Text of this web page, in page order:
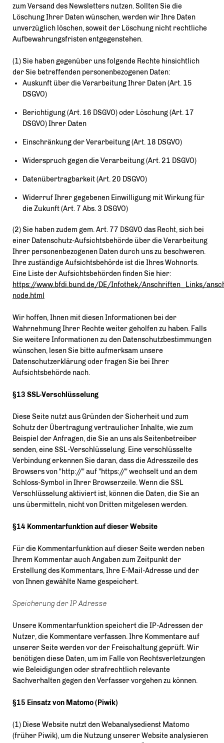
zum Versand des Newsletters nutzen. Sollten Sie die
Löschung Ihrer Daten wünschen, werden wir Ihre Daten
unverzüglich löschen, soweit der Löschung nicht rechtliche
Aufbewahrungsfristen entgegenstehen.
(1) Sie haben gegenüber uns folgende Rechte hinsichtlich
der Sie betreffenden personenbezogenen Daten:
Auskunft über die Verarbeitung Ihrer Daten (Art. 15
DSGVO)
Berichtigung (Art. 16 DSGVO) oder Löschung (Art. 17
DSGVO) Ihrer Daten
Einschränkung der Verarbeitung (Art. 18 DSGVO)
Widerspruch gegen die Verarbeitung (Art. 21 DSGVO)
Datenübertragbarkeit (Art. 20 DSGVO)
Widerruf Ihrer gegebenen Einwilligung mit Wirkung für
die Zukunft (Art. 7 Abs. 3 DSGVO)
(2) Sie haben zudem gem. Art. 77 DSGVO das Recht, sich bei
einer Datenschutz-Aufsichtsbehörde über die Verarbeitung
Ihrer personenbezogenen Daten durch uns zu beschweren.
Ihre zuständige Aufsichtsbehörde ist die Ihres Wohnorts.
Eine Liste der Aufsichtsbehörden finden Sie hier:
https://www.bfdi.bund.de/DE/Infothek/Anschriften_Links/
node.html
Wir hoffen, Ihnen mit diesen Informationen bei der
Wahrnehmung Ihrer Rechte weiter geholfen zu haben. Falls
Sie weitere Informationen zu den Datenschutzbestimmungen
wünschen, lesen Sie bitte aufmerksam unsere
Datenschutzerklärung oder fragen Sie bei Ihrer
Aufsichtsbehörde nach.
§13 SSL-Verschlüsselung
Diese Seite nutzt aus Gründen der Sicherheit und zum
Schutz der Übertragung vertraulicher Inhalte, wie zum
Beispiel der Anfragen, die Sie an uns als Seitenbetreiber
senden, eine SSL-Verschlüsselung. Eine verschlüsselte
Verbindung erkennen Sie daran, dass die Adresszeile des
Browsers von "http://" auf "https://" wechselt und an dem
Schloss-Symbol in Ihrer Browserzeile. Wenn die SSL
Verschlüsselung aktiviert ist, können die Daten, die Sie an
uns übermitteln, nicht von Dritten mitgelesen werden.
§14 Kommentarfunktion auf dieser Website
Für die Kommentarfunktion auf dieser Seite werden neben
Ihrem Kommentar auch Angaben zum Zeitpunkt der
Erstellung des Kommentars, Ihre E-Mail-Adresse und der
von Ihnen gewählte Name gespeichert.
Speicherung der IP Adresse
Unsere Kommentarfunktion speichert die IP-Adressen der
Nutzer, die Kommentare verfassen. Ihre Kommentare auf
unserer Seite werden vor der Freischaltung geprüft. Wir
benötigen diese Daten, um im Falle von Rechtsverletzungen
wie Beleidigungen oder strafrechtlich relevante
Sachverhalten gegen den Verfasser vorgehen zu können.
§15 Einsatz von Matomo (Piwik)
(1) Diese Website nutzt den Webanalysedienst Matomo
(früher Piwik), um die Nutzung unserer Website analysieren